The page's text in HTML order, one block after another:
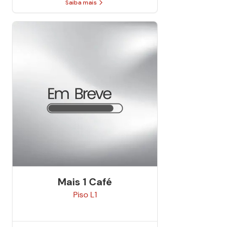
Saiba mais
Mais 1 Café
Piso L1